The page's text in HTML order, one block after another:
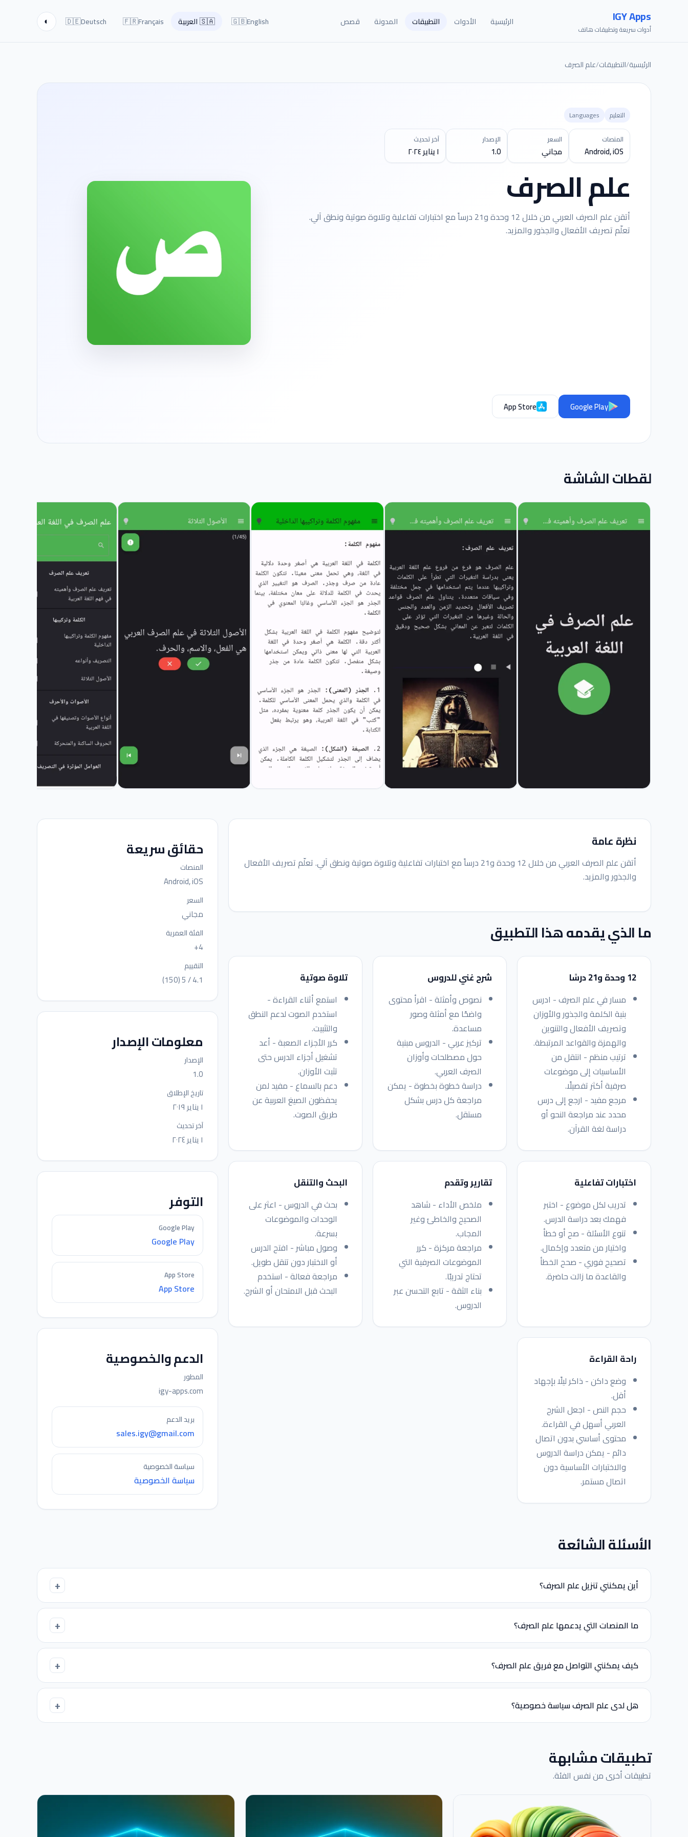
IGY Apps
أدوات سريعة وتطبيقات هاتف
الرئيسية الأدوات التطبيقات المدونة قصص 🇬🇧English
🇸🇦العربية 🇫🇷Français
🇩🇪Deutsch
◐
الرئيسية/التطبيقات/علم الصرف
التعليم Languages
المنصات
Android, iOS
السعر
مجاني
الإصدار
1.0
آخر تحديث
١ يناير ٢٠٢٤
علم الصرف
أتقن علم الصرف العربي من خلال 12 وحدة و21 درساً مع اختبارات تفاعلية وتلاوة صوتية ونطق آلي.
تعلّم تصريف الأفعال والجذور والمزيد.
Google Play
App Store
لقطات الشاشة
نظرة عامة
أتقن علم الصرف العربي من خلال 12 وحدة و21 درساً مع اختبارات تفاعلية وتلاوة صوتية ونطق آلي. تعلّم تصريف الأفعال
والجذور والمزيد.
ما الذي يقدمه هذا التطبيق
12 وحدة و21 درسًا
مسار في علم الصرف - ادرس
بنية الكلمة والجذور والأوزان
وتصريف الأفعال والتنوين
والهمزة والقواعد المرتبطة.
ترتيب منظم - انتقل من
الأساسيات إلى موضوعات
صرفية أكثر تفصيلًا.
مرجع مفيد - ارجع إلى درس
محدد عند مراجعة النحو أو
دراسة لغة القرآن.
شرح غني للدروس
نصوص وأمثلة - اقرأ محتوى
واضحًا مع أمثلة وصور
مساعدة.
تركيز عربي - الدروس مبنية
حول مصطلحات وأوزان
الصرف العربي.
دراسة خطوة بخطوة - يمكن
مراجعة كل درس بشكل
مستقل.
تلاوة صوتية
استمع أثناء القراءة -
استخدم الصوت لدعم النطق
والتثبيت.
كرر الأجزاء الصعبة - أعد
تشغيل أجزاء الدرس حتى
تثبت الأوزان.
دعم بالسماع - مفيد لمن
يحفظون الصيغ العربية عن
طريق الصوت.
اختبارات تفاعلية
تدريب لكل موضوع - اختبر
فهمك بعد دراسة الدرس.
تنوع الأسئلة - صح أو خطأ
واختيار من متعدد وإكمال.
تصحيح فوري - صحح الخطأ
والقاعدة ما زالت حاضرة.
تقارير وتقدم
ملخص الأداء - شاهد
الصحيح والخاطئ وغير
المجاب.
مراجعة مركزة - كرر
الموضوعات الصرفية التي
تحتاج تدريبًا.
بناء الثقة - تابع التحسن عبر
الدروس.
البحث والتنقل
بحث في الدروس - اعثر على
الوحدات والموضوعات
بسرعة.
وصول مباشر - افتح الدرس
أو الاختبار دون تنقل طويل.
مراجعة فعالة - استخدم
البحث قبل الامتحان أو الشرح.
راحة القراءة
وضع داكن - ذاكر ليلًا بإجهاد
أقل.
حجم النص - اجعل الشرح
العربي أسهل في القراءة.
محتوى أساسي بدون اتصال
دائم - يمكن دراسة الدروس
والاختبارات الأساسية دون
اتصال مستمر.
حقائق سريعة
المنصات
Android, iOS
السعر
مجاني
الفئة العمرية
4+
التقييم
4.1 / 5 (150)
معلومات الإصدار
الإصدار
1.0
تاريخ الإطلاق
١ يناير ٢٠١٩
آخر تحديث
١ يناير ٢٠٢٤
التوفر
Google Play
Google Play
App Store
App Store
الدعم والخصوصية
المطور
igy-apps.com
بريد الدعم
sales.igy@gmail.com
سياسة الخصوصية
سياسة الخصوصية
الأسئلة الشائعة
أين يمكنني تنزيل علم الصرف؟
ما المنصات التي يدعمها علم الصرف؟
كيف يمكنني التواصل مع فريق علم الصرف؟
هل لدى علم الصرف سياسة خصوصية؟
تطبيقات مشابهة
تطبيقات أخرى من نفس الفئة.